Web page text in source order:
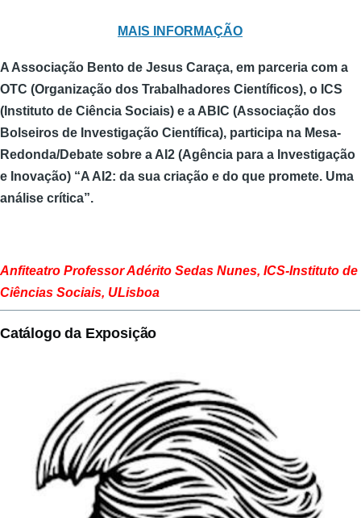
MAIS INFORMAÇÃO
A Associação Bento de Jesus Caraça, em parceria com a
OTC (Organização dos Trabalhadores Científicos), o ICS
(Instituto de Ciência Sociais) e a ABIC (Associação dos
Bolseiros de Investigação Científica), participa na Mesa-
Redonda/Debate sobre a AI2 (Agência para a Investigação
e Inovação) “A AI2: da sua criação e do que promete. Uma
análise crítica”.
Anfiteatro Professor Adérito Sedas Nunes, ICS-Instituto de
Ciências Sociais, ULisboa
Catálogo da Exposição